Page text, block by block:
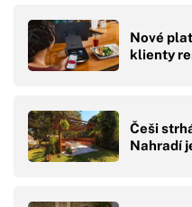
Nové
klienty
Češi
Nahradí